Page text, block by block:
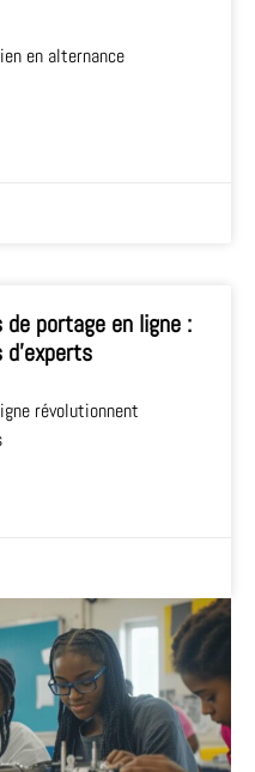
en alternance
portage en ligne :
révolutionnent